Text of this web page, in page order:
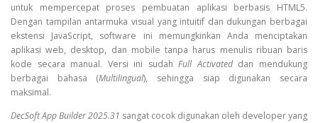
untuk mempercepat proses pembuatan aplikasi berbasis HTML5.
Dengan tampilan antarmuka visual yang intuitif dan dukungan berbagai
ekstensi JavaScript, software ini memungkinkan Anda menciptakan
aplikasi web, desktop, dan mobile tanpa harus menulis ribuan baris
kode secara manual. Versi ini sudahFull Activateddan mendukung
berbagai bahasa (Multilingual), sehingga siap digunakan secara
maksimal.
DecSoft App Builder 2025.31 sangat cocok digunakan oleh developer yang